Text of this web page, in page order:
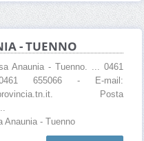
- TUENNO
Anaunia - Tuenno. ... 0461
655066 - E-mail:
Posta
Anaunia - Tuenno